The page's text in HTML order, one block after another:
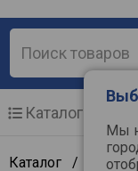
Мы
Каталог
Каталог /